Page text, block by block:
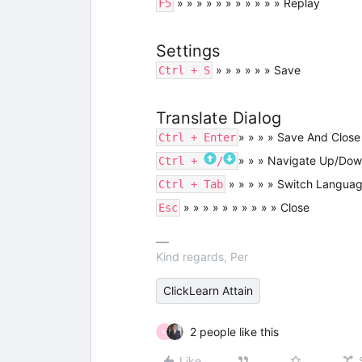
F5 » » » » » » » » » » » Replay
Settings
Ctrl + S » » » » » » Save
Translate Dialog
Ctrl + Enter » » » » Save And Close
Ctrl + / » » » Navigate Up/
Ctrl + Tab » » » » » Switch
Esc » » » » » » » » » » Close
Kind regards, Per
ClickLearn Attain
K 2 people like this